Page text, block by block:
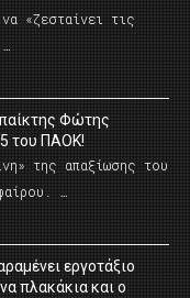
«ζεσταίνει τις
Φώτης
του ΠΑΟΚ!
της απαξίωσης του
…
εργοτάξιο
πλακάκια και ο